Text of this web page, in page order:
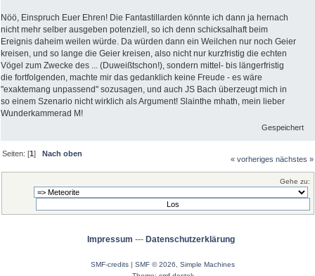
Nöö, Einspruch Euer Ehren! Die Fantastillarden könnte ich dann ja hernach
nicht mehr selber ausgeben potenziell, so ich denn schicksalhaft beim
Ereignis daheim weilen würde. Da würden dann ein Weilchen nur noch Geier
kreisen, und so lange die Geier kreisen, also nicht nur kurzfristig die echten
Vögel zum Zwecke des ... (Duweißtschon!), sondern mittel- bis längerfristig
die fortfolgenden, machte mir das gedanklich keine Freude - es wäre
"exaktemang unpassend" sozusagen, und auch JS Bach überzeugt mich in
so einem Szenario nicht wirklich als Argument! Slainthe mhath, mein lieber
Wunderkammerad M!
Gespeichert
Seiten: [1]Nach oben
« vorheriges nächstes »
Gehe zu:
Impressum --- Datenschutzerklärung
SMF-credits | SMF © 2026
Simple Machines